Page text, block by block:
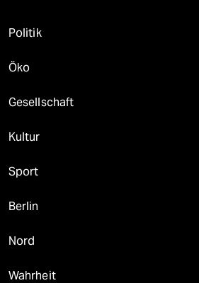
Politik
Öko
Gesellschaft
Kultur
Sport
Berlin
Nord
Wahrheit